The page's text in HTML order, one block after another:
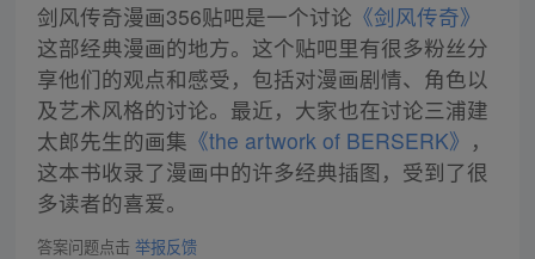
剑风传奇漫画356贴吧是一个讨论 《剑风传奇》
这部经典漫画的地方。这个贴吧里有很多粉丝分
享他们的观点和感受，包括对漫画剧情、角色以
及艺术风格的讨论。最近，大家也在讨论三浦建
太郎先生的画集 《the artwork of BERSERK》 ，
这本书收录了漫画中的许多经典插图，受到了很
多读者的喜爱。
答案问题点击 举报反馈